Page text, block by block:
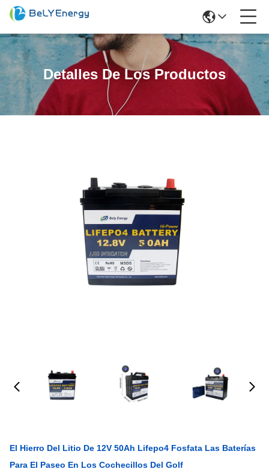
Detalles De Los Productos
El Hierro Del Litio De 12V 50Ah Lifepo4 Fosfata Las Baterías
Para El Paseo En Los Cochecillos Del Golf